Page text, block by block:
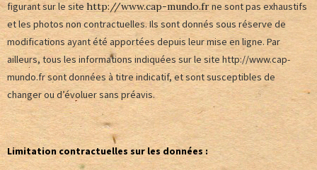
figurant sur le sitehttp://www.cap-mundo.frne sont pas exhaustifs
et les photos non contractuelles. Ils sont donnés sous réserve de
modifications ayant été apportées depuis leur mise en ligne. Par
ailleurs, tous les informations indiquées sur le site http://www.cap-
mundo.frsont données à titre indicatif, et sont susceptibles de
changer ou d’évoluer sans préavis.
Limitation contractuelles sur les données :